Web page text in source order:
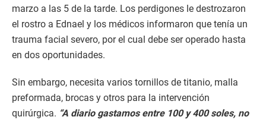
marzo a las 5 de la tarde. Los perdigones le destrozaron
el rostro a Ednael y los médicos informaron que tenía un
trauma facial severo, por el cual debe ser operado hasta
en dos oportunidades.
Sin embargo, necesita varios tornillos de titanio, malla
preformada, brocas y otros para la intervención
quirúrgica. “A diario gastamos entre 100 y 400 soles, no